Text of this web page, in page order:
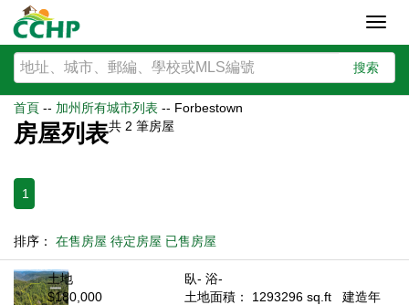
搜索
首頁 -- 加州所有城市列表 -- Forbestown
房屋列表共 2 筆房屋
1
排序： 在售房屋 待定房屋 已售房屋
土地
$180,000
臥- 浴-
土地面積： 1293296 sq.ft
建造年